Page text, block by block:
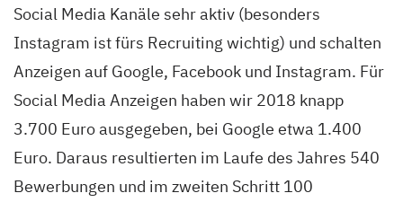
Social Media Kanäle sehr aktiv (besonders
Instagram ist fürs Recruiting wichtig) und schalten
Anzeigen auf Google, Facebook und Instagram. Für
Social Media Anzeigen haben wir 2018 knapp
3.700 Euro ausgegeben, bei Google etwa 1.400
Euro. Daraus resultierten im Laufe des Jahres 540
Bewerbungen und im zweiten Schritt 100